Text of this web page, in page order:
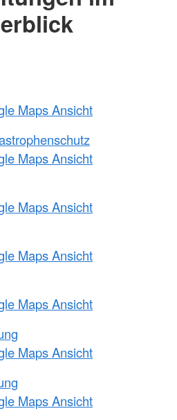
Maps Ansicht
Maps Ansicht
Maps Ansicht
Maps Ansicht
Maps Ansicht
Maps Ansicht
Maps Ansicht